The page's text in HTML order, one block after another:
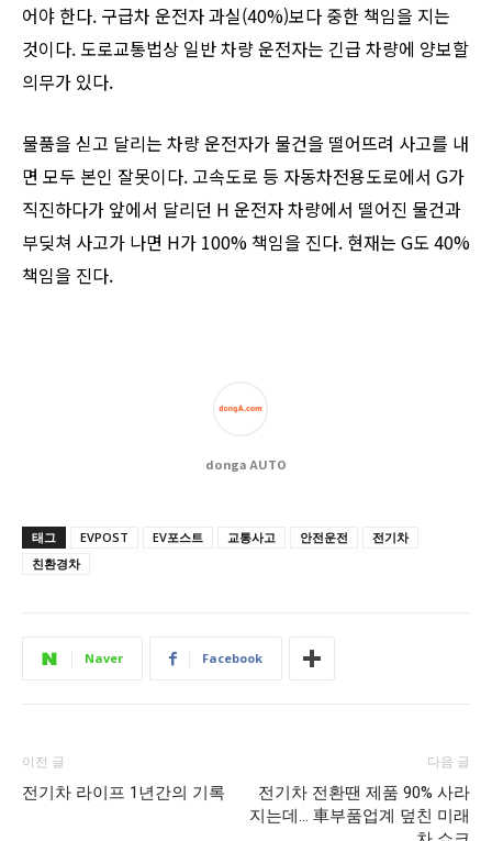
어야 한다. 구급차 운전자 과실(40%)보다 중한 책임을 지는
것이다. 도로교통법상 일반 차량 운전자는 긴급 차량에 양보할
의무가 있다.
물품을 싣고 달리는 차량 운전자가 물건을 떨어뜨려 사고를 내
면 모두 본인 잘못이다. 고속도로 등 자동차전용도로에서 G가
직진하다가 앞에서 달리던 H 운전자 차량에서 떨어진 물건과
부딪쳐 사고가 나면 H가 100% 책임을 진다. 현재는 G도 40%
책임을 진다.
donga AUTO
태그 EVPOST EV포스트 교통사고 안전운전
전기차
친환경차
Naver Facebook
이전 글
전기차 라이프 1년간의 기록
다음 글
전기차 전환땐 제품 90% 사라
지는데… 車부품업계 덮친 미래